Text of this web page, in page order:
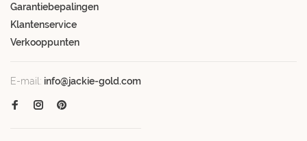
Garantiebepalingen
Klantenservice
Verkooppunten
E-mail: info@jackie-gold.com